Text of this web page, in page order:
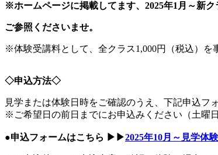
※ホームページに掲載してます、2025年1月～新
ご参照くださいませ。
※体験受講料として、全クラス1,000円（税込）を
◇申込方法◇
見学または体験日時をご確認のうえ、下記申込フ
※ご希望日の前日までにお申込みください（土曜
●申込フォームはこちら ▶▶2025年10月～見学体